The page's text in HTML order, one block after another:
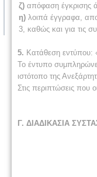
ζ) απόφαση έγκρισης
η) λοιπά έγγραφα,
3, καθώς και για τις
5. Κατάθεση εντύπου:
Το έντυπο
ιστότοπο της
Στις περιπτώσεις
Γ. ΔΙΑΔΙΚΑΣΙΑ